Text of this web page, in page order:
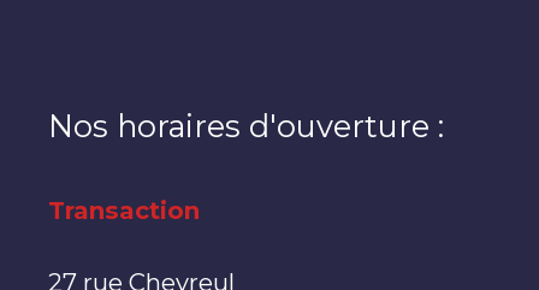
Nos horaires d'ouverture :
Transaction
27 rue Chevreul